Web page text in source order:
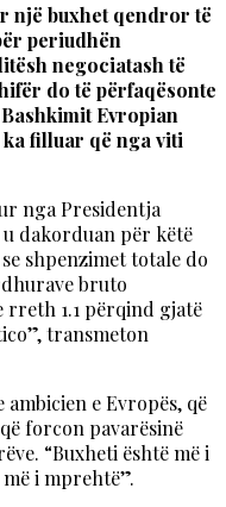
një buxhet qendror të
periudhën
negociatash të
do të përfaqësonte
Evropian
filluar që nga viti
nga Presidentja
dakorduan për këtë
shpenzimet totale do
bruto
rreth 1.1 përqind gjatë
transmeton
e Evropës, që
forcon pavarësinë
“Buxheti është më i
i mprehtë”.